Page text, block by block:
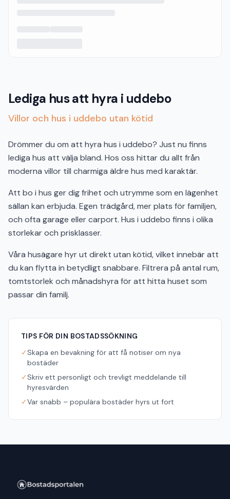
Lediga hus att hyra i uddebo
Villor och hus i uddebo utan kötid
Drömmer du om att hyra hus i uddebo? Just nu finns
lediga hus att välja bland. Hos oss hittar du allt från
moderna villor till charmiga äldre hus med karaktär.
Att bo i hus ger dig frihet och utrymme som en lägenhet
sällan kan erbjuda. Egen trädgård, mer plats för familjen,
och ofta garage eller carport. Hus i uddebo finns i olika
storlekar och prisklasser.
Våra husägare hyr ut direkt utan kötid, vilket innebär att
du kan flytta in betydligt snabbare. Filtrera på antal rum,
tomtstorlek och månadshyra för att hitta huset som
passar din familj.
TIPS FÖR DIN BOSTADSSÖKNING
✓Skapa en bevakning för att få notiser om nya
bostäder
✓Skriv ett personligt och trevligt meddelande till
hyresvärden
✓Var snabb – populära bostäder hyrs ut fort